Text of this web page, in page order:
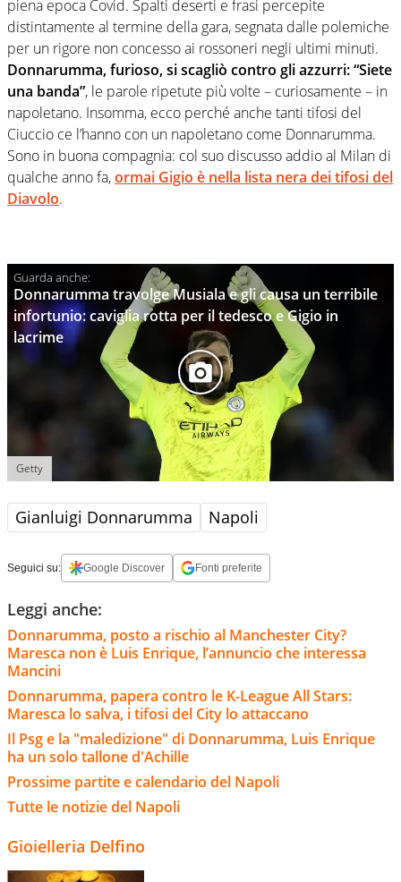
piena epoca Covid. Spalti deserti e frasi percepite
distintamente al termine della gara, segnata dalle polemiche
per un rigore non concesso ai rossoneri negli ultimi minuti.
Donnarumma, furioso, si scagliò contro gli azzurri: “Siete
una banda”, le parole ripetute più volte – curiosamente – in
napoletano. Insomma, ecco perché anche tanti tifosi del
Ciuccio ce l’hanno con un napoletano come Donnarumma.
Sono in buona compagnia: col suo discusso addio al Milan di
qualche anno fa,ormai Gigio è nella lista nera dei tifosi del
Diavolo.
Donnarumma travolge Musiala e gli causa un terribile
infortunio: caviglia rotta per il tedesco e Gigio in
lacrime
Getty
Gianluigi Donnarumma Napoli
Seguici su: Google Discover Fonti preferite
Leggi anche:
Donnarumma, posto a rischio al Manchester City?
Maresca non è Luis Enrique, l’annuncio che interessa
Mancini
Donnarumma, papera contro le K-League All Stars:
Maresca lo salva, i tifosi del City lo attaccano
Il Psg e la "maledizione" di Donnarumma, Luis Enrique
ha un solo tallone d'Achille
Prossime partite e calendario del Napoli
Tutte le notizie del Napoli
Gioielleria Delfino